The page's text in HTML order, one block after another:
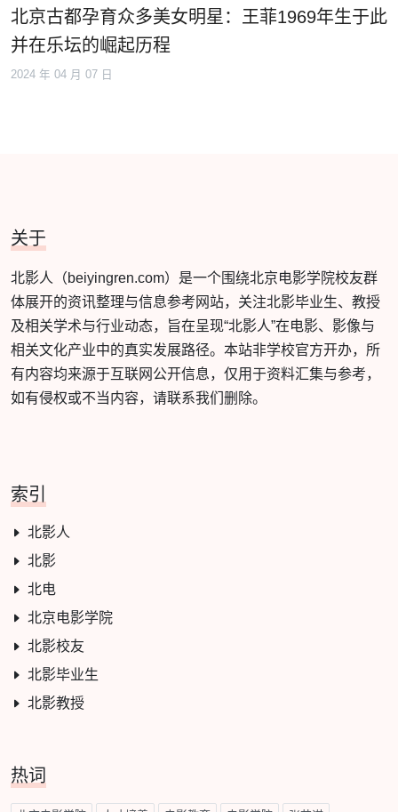
北京古都孕育众多美女明星：王菲1969年生于此
并在乐坛的崛起历程
2024 年 04 月 07 日
关于
北影人（beiyingren.com）是一个围绕北京电影学院校友群
体展开的资讯整理与信息参考网站，关注北影毕业生、教授
及相关学术与行业动态，旨在呈现“北影人”在电影、影像与
相关文化产业中的真实发展路径。本站非学校官方开办，所
有内容均来源于互联网公开信息，仅用于资料汇集与参考，
如有侵权或不当内容，请联系我们删除。
索引
北影人
北影
北电
北京电影学院
北影校友
北影毕业生
北影教授
热词